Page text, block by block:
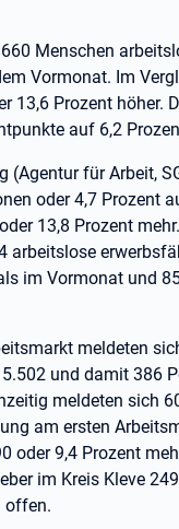
Menschen
Vormonat. Im
13,6 Prozent höher.
auf 6,2
(Agentur für Arbeit,
oder 4,7 Prozent
13,8 Prozent
arbeitslose
im Vormonat und
meldeten
und damit 386
meldeten sich
am ersten
oder 9,4 Prozent
im Kreis Kleve
offen.